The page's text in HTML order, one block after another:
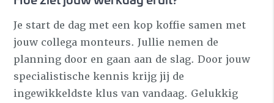
Je start de dag met een kop koffie samen met
jouw collega monteurs. Jullie nemen de
planning door en gaan aan de slag. Door jouw
specialistische kennis krijg jij de
ingewikkeldste klus van vandaag. Gelukkig